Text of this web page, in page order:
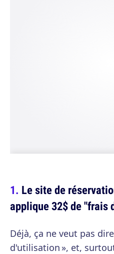
Le site de
applique 32$ de "frais
Déjà, ça ne veut pas
d'utilisation », et,